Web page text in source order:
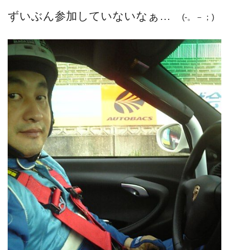
ずいぶん参加していないなぁ… (-。－；)